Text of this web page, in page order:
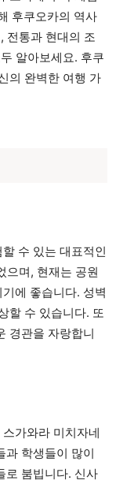
후쿠오카의 역사
전통과 현대의 조
알아보세요. 후쿠
의 완벽한 여행 가
수 있는 대표적인
으며, 현재는 공원
에 좋습니다. 성벽
할 수 있습니다. 또
경관을 자랑합니
가와라 미치자네
과 학생들이 많이
로 붐빕니다. 신사